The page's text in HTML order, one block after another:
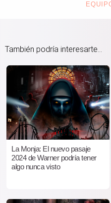
También podría interesarte...
La Monja: El nuevo pasaje
2024 de Warner podría tener
algo nunca visto